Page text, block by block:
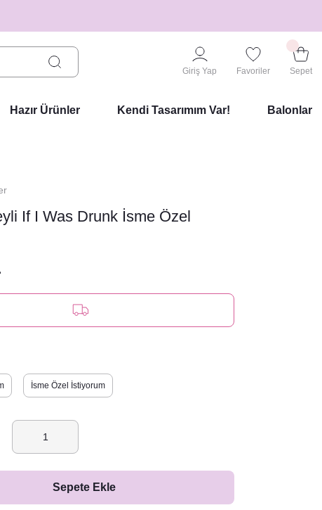
Giriş Yap Favoriler Sepet
Hazır Ürünler Kendi Tasarımım Var! Balonlar
If I Was Drunk İsme Özel
İsme Özel İstiyorum
Sepete Ekle